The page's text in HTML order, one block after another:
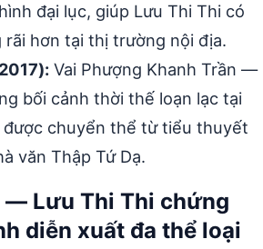
đại lục, giúp Lưu Thi Thi có
rãi hơn tại thị trường nội địa.
Vai Phượng Khanh Trần —
bối cảnh thời thế loạn lạc tại
được chuyển thể từ tiểu thuyết
văn Thập Tứ Dạ.
— Lưu Thi Thi chứng
diễn xuất đa thể loại